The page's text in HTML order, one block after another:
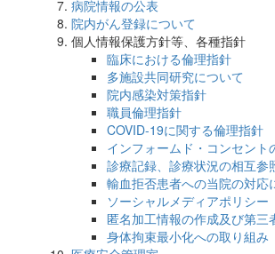
病院情報の公表
院内がん登録について
個人情報保護方針等、各種指針
臨床における倫理指針
多施設共同研究について
院内感染対策指針
職員倫理指針
COVID-19に関する倫理指針
インフォームド・コンセント
診療記録、診療状況の相互参
輸血拒否患者への当院の対応
ソーシャルメディアポリシー
匿名加工情報の作成及び第三
身体拘束最小化への取り組み